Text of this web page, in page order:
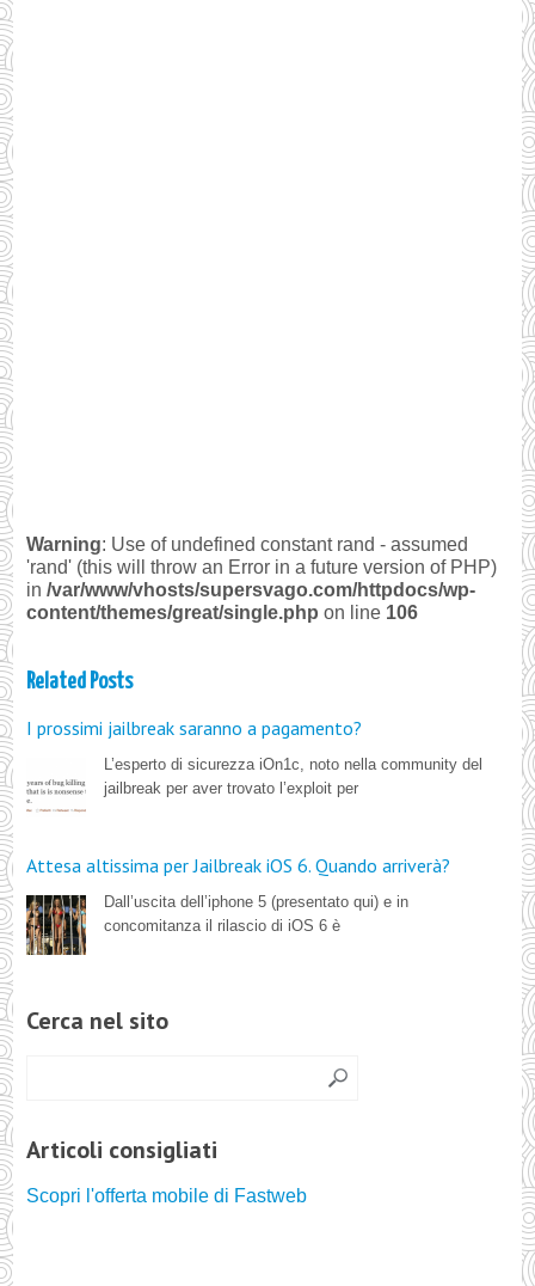
Warning: Use of undefined constant rand - assumed
'rand' (this will throw an Error in a future version of PHP)
in/var/www/vhosts/supersvago.com/httpdocs/wp-
content/themes/great/single.php on line 106
Related Posts
I prossimi jailbreak saranno a pagamento?
L’esperto di sicurezza iOn1c, noto nella community del
jailbreak per aver trovato l’exploit per
Attesa altissima per Jailbreak iOS 6. Quando arriverà?
Dall’uscita dell’iphone 5 (presentato qui) e in
concomitanza il rilascio di iOS 6 è
Cerca nel sito
Articoli consigliati
Scopri l'offerta mobile di Fastweb